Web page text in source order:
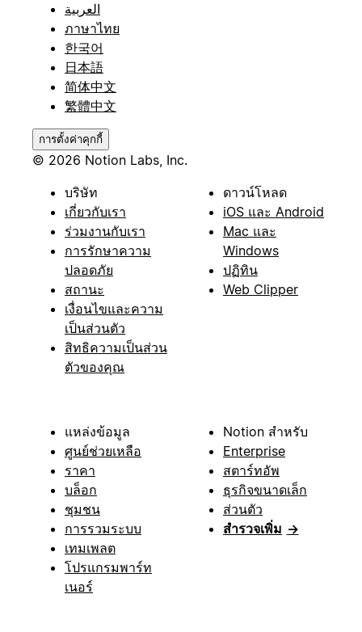
العربية
ภาษาไทย
한국어
日本語
简体中文
繁體中文
การตั้งค่าคุกกี้
© 2026 Notion Labs, Inc.
บริษัท
เกี่ยวกับเรา
ร่วมงานกับเรา
การรักษาความ
ปลอดภัย
สถานะ
เงื่อนไขและความ
เป็นส่วนตัว
สิทธิความเป็นส่วน
ตัวของคุณ
ดาวน์โหลด
iOS และ Android
Mac และ
Windows
ปฏิทิน
Web Clipper
แหล่งข้อมูล
ศูนย์ช่วยเหลือ
ราคา
บล็อก
ชุมชน
การรวมระบบ
เทมเพลต
โปรแกรมพาร์ท
เนอร์
Notion สำหรับ
Enterprise
สตาร์ทอัพ
ธุรกิจขนาดเล็ก
ส่วนตัว
สำรวจเพิ่ม →